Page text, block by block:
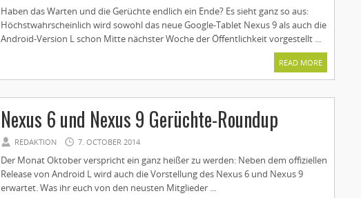
Haben das Warten und die Gerüchte endlich ein Ende? Es sieht ganz so aus:
Höchstwahrscheinlich wird sowohl das neue Google-Tablet Nexus 9 als auch die
Android-Version L schon Mitte nächster Woche der Öffentlichkeit vorgestellt ...
READ MORE
Nexus 6 und Nexus 9 Gerüchte-Roundup
REDAKTION 7. OCTOBER 2014
Der Monat Oktober verspricht ein ganz heißer zu werden: Neben dem offiziellen
Release von Android L wird auch die Vorstellung des Nexus 6 und Nexus 9
erwartet. Was ihr euch von den neusten Mitglieder ...